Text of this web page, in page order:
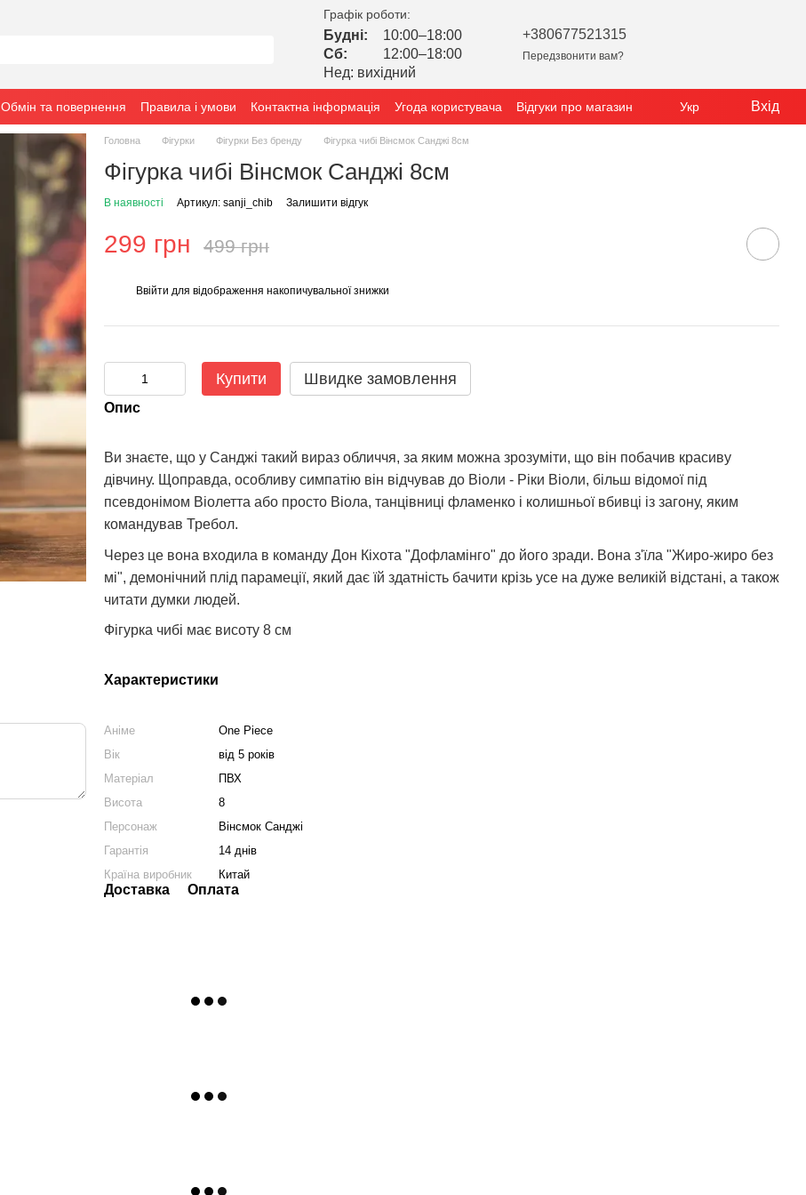
Графік роботи:
Будні:
10:00–18:00
Сб:
12:00–18:00
Нед: вихідний
+380677521315
Передзвонити вам?
Обмін та повернення Правила і умови Контактна інформація Угода користувача Відгуки про магазин Укр Вхід
Головна Фігурки Фігурки Без бренду Фігурка чибі Вінсмок Санджі 8см
Фігурка чибі Вінсмок Санджі 8см
В наявності Артикул: sanji_chib Залишити відгук
299 грн 499 грн
Ввійти для відображення накопичувальної знижки
Купити Швидке замовлення
Опис
Ви знаєте, що у Санджі такий вираз обличчя, за яким можна зрозуміти, що він побачив красиву
дівчину. Щоправда, особливу симпатію він відчував до Віоли - Ріки Віоли, більш відомої під
псевдонімом Віолетта або просто Віола, танцівниці фламенко і колишньої вбивці із загону, яким
командував Требол.
Через це вона входила в команду Дон Кіхота "Дофламінго" до його зради. Вона з'їла "Жиро-жиро без
мі", демонічний плід парамеції, який дає їй здатність бачити крізь усе на дуже великій відстані, а також
читати думки людей.
Фігурка чибі має висоту 8 см
Характеристики
Аніме
One Piece
Вік
від 5 років
Матеріал
ПВХ
Висота
8
Персонаж
Вінсмок Санджі
Гарантія
14 днів
Країна виробник
Китай
Доставка Оплата